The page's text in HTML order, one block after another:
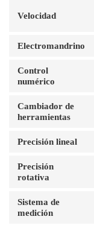
Velocidad
Electromandrino
Control
numérico
Cambiador de
herramientas
Precisión lineal
Precisión
rotativa
Sistema de
medición